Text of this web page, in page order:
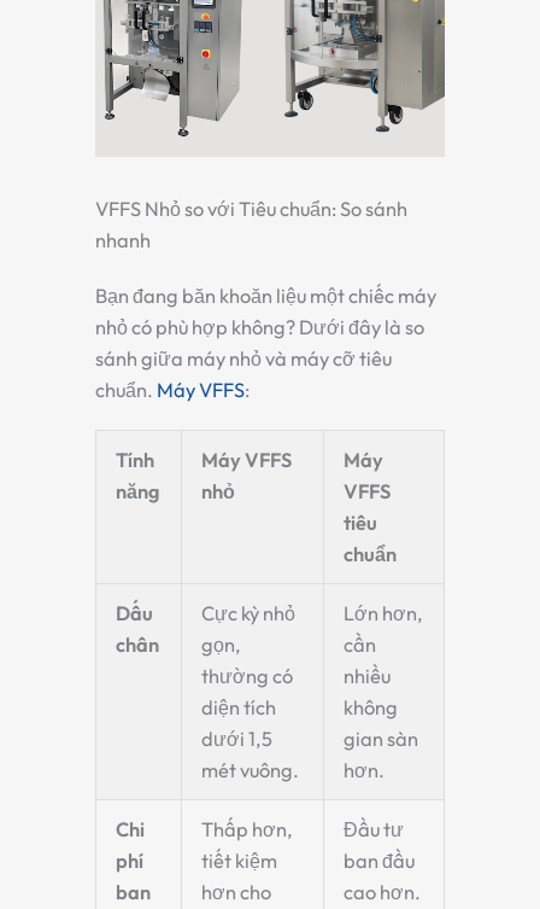
VFFS Nhỏ so với Tiêu chuẩn: So sánh
nhanh
Bạn đang băn khoăn liệu một chiếc máy
nhỏ có phù hợp không? Dưới đây là so
sánh giữa máy nhỏ và máy cỡ tiêu
chuẩn. Máy VFFS:
Tính
năng
Máy VFFS
nhỏ
Máy
VFFS
tiêu
chuẩn
Dấu
chân
Cực kỳ nhỏ
gọn,
thường có
diện tích
dưới 1,5
mét vuông.
Lớn hơn,
cần
nhiều
không
gian sàn
hơn.
Chi
phí
ban
Thấp hơn,
tiết kiệm
hơn cho
Đầu tư
ban đầu
cao hơn.